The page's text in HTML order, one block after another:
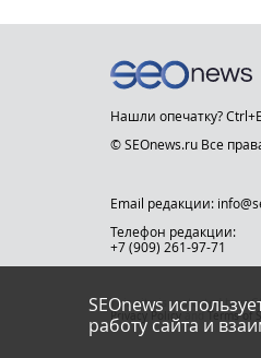
SEOnews
работу сайта и
Нашли опечатку?
© SEOnews.ru Все
Email редакции:
Телефон редакции:
+7 (909) 261-97-71
This site is protected by
Privacy Policyand Terms of